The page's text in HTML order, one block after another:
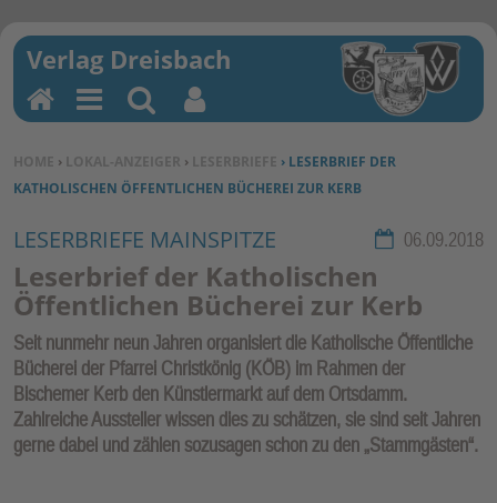
SIE BEFINDEN SICH HIER:
HOME › LOKAL-ANZEIGER › LESERBRIEFE › LESERBRIEF DER
KATHOLISCHEN ÖFFENTLICHEN BÜCHEREI ZUR KERB
Rubrik:
LESERBRIEFE MAINSPITZE 06.09.2018
Leserbrief der Katholischen
Öffentlichen Bücherei zur Kerb
Seit nunmehr neun Jahren organisiert die Katholische Öffentliche
Bücherei der Pfarrei Christkönig (KÖB) im Rahmen der
Bischemer Kerb den Künstlermarkt auf dem Ortsdamm.
Zahlreiche Aussteller wissen dies zu schätzen, sie sind seit Jahren
gerne dabei und zählen sozusagen schon zu den „Stammgästen“.
H
o
m
M
en
u
Su
ch
en
Be
nu
tz
un
kti
on
en